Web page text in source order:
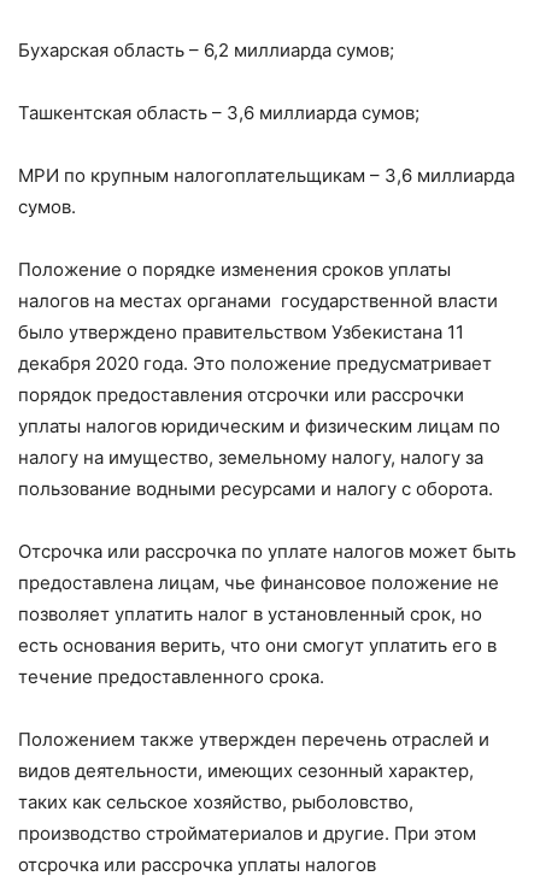
Бухарская область – 6,2 миллиарда сумов;
Ташкентская область – 3,6 миллиарда сумов;
МРИ по крупным налогоплательщикам – 3,6 миллиарда
сумов.
Положение о порядке изменения сроков уплаты
налогов на местах органами государственной власти
было утверждено правительством Узбекистана 11
декабря 2020 года. Это положение предусматривает
порядок предоставления отсрочки или рассрочки
уплаты налогов юридическим и физическим лицам по
налогу на имущество, земельному налогу, налогу за
пользование водными ресурсами и налогу с оборота.
Отсрочка или рассрочка по уплате налогов может быть
предоставлена лицам, чье финансовое положение не
позволяет уплатить налог в установленный срок, но
есть основания верить, что они смогут уплатить его в
течение предоставленного срока.
Положением также утвержден перечень отраслей и
видов деятельности, имеющих сезонный характер,
таких как сельское хозяйство, рыболовство,
производство стройматериалов и другие. При этом
отсрочка или рассрочка уплаты налогов